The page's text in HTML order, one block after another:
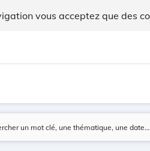
vous acceptez que des